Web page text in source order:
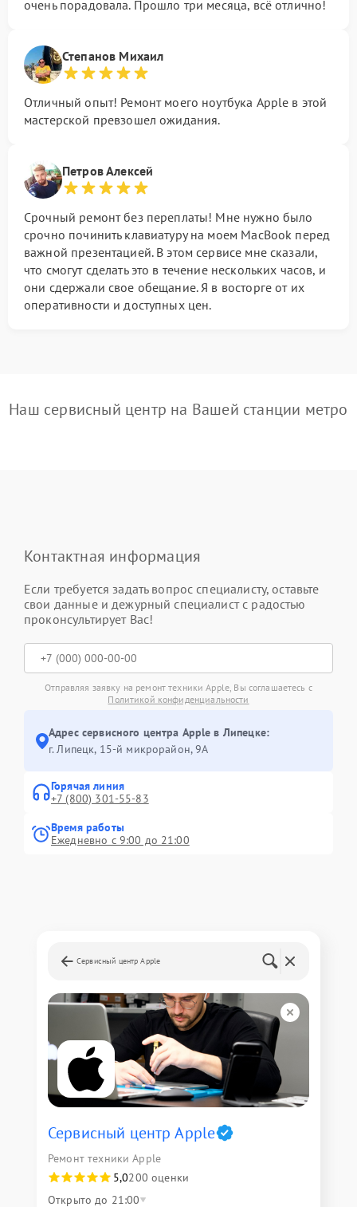
очень порадовала. Прошло три месяца, всё отлично!
Степанов Михаил
Отличный опыт! Ремонт моего ноутбука Apple в этой
мастерской превзошел ожидания.
Петров Алексей
Срочный ремонт без переплаты! Мне нужно было
срочно починить клавиатуру на моем MacBook перед
важной презентацией. В этом сервисе мне сказали,
что смогут сделать это в течение нескольких часов, и
они сдержали свое обещание. Я в восторге от их
оперативности и доступных цен.
Наш сервисный центр на Вашей станции метро
Контактная информация
Если требуется задать вопрос специалисту, оставьте
свои данные и дежурный специалист с радостью
проконсультирует Вас!
Отправляя заявку на ремонт техники Apple, Вы соглашаетесь с
Политикой конфиденциальности
Адрес сервисного центра Apple в Липецке:
г. Липецк, 15-й микрорайон, 9А
Горячая линия
+7 (800) 301-55-83
Время работы
Ежедневно с 9:00 до 21:00
Сервисный центр Apple
Сервисный центр Apple
Ремонт техники Apple
5,0200 оценки
Открыто до 21:00